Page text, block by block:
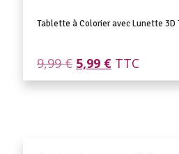
Tablette à Colorier avec Lunette
9,99€ Le
initial
5,99 €Le
actuel
TTC